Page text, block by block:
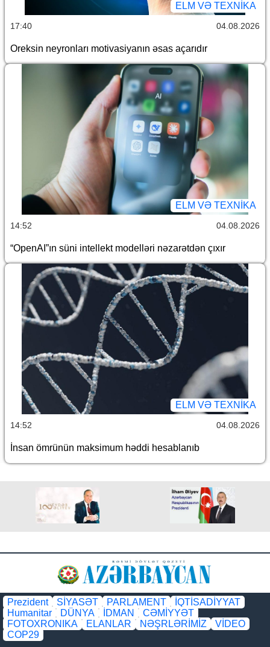
ELM VƏ TEXNIKA
17:40 04.08.2026
Oreksin neyronları motivasiyanın əsas açarıdır
ELM VƏ TEXNIKA
14:52 04.08.2026
“OpenAI”ın süni intellekt modelləri nəzarətdən çıxır
ELM VƏ TEXNIKA
14:52 04.08.2026
İnsan ömrünün maksimum həddi hesablanıb
Prezident SİYASƏT PARLAMENT
İQTİSADİYYAT
Humanitar
DÜNYA İDMAN
CƏMİYYƏT
FOTOXRONIKA
ELANLAR NƏŞRLƏRİMİZ
VİDEO
COP29